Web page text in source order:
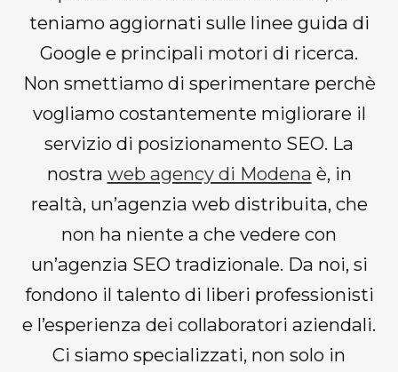
teniamo aggiornati sulle linee guida di
Google e principali motori di ricerca.
Non smettiamo di sperimentare perchè
vogliamo costantemente migliorare il
servizio di posizionamento SEO. La
nostra web agency di Modena è, in
realtà, un’agenzia web distribuita, che
non ha niente a che vedere con
un’agenzia SEO tradizionale. Da noi, si
fondono il talento di liberi professionisti
e l’esperienza dei collaboratori aziendali.
Ci siamo specializzati, non solo in